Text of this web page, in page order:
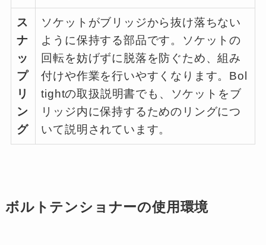
ス
ナ
ッ
プ
リ
ン
グ
ソケットがブリッジから抜け落ちない
ように保持する部品です。ソケットの
回転を妨げずに脱落を防ぐため、組み
付けや作業を行いやすくなります。Bol
tightの取扱説明書でも、ソケットをブ
リッジ内に保持するためのリングにつ
いて説明されています。
ボルトテンショナーの使用環境